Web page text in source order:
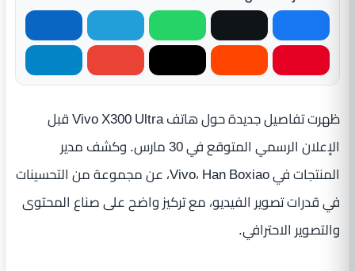
ظهرت تفاصيل جديدة حول هاتف Vivo X300 Ultra قبل
الإعلان الرسمي المتوقع في 30 مارس. وكشف مدير
المنتجات في Vivo، Han Boxiao، عن مجموعة من التحسينات
في قدرات تصوير الفيديو، مع تركيز واضح على صناع المحتوى
والتصوير الاحترافي.